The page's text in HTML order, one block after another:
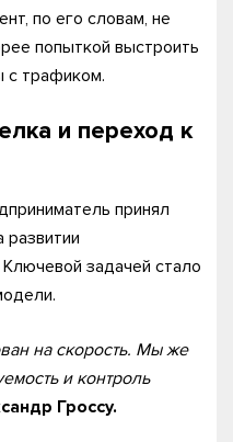
по его словам, не
попыткой выстроить
с трафиком.
и переход к
принял
задачей стало
на скорость. Мы же
и контроль
Гроссу.